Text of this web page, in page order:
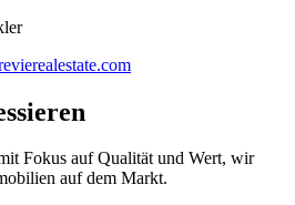
Fokus auf Qualität und Wert, wir
auf dem Markt.